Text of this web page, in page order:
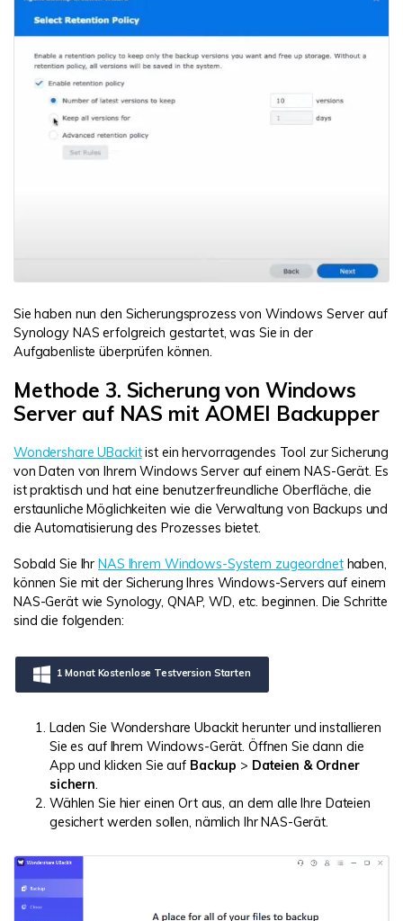
Sie haben nun den Sicherungsprozess von Windows Server auf
Synology NAS erfolgreich gestartet, was Sie in der
Aufgabenliste überprüfen können.
Methode 3. Sicherung von Windows
Server auf NAS mit AOMEI Backupper
Wondershare UBackit ist ein hervorragendes Tool zur Sicherung
von Daten von Ihrem Windows Server auf einem NAS-Gerät. Es
ist praktisch und hat eine benutzerfreundliche Oberfläche, die
erstaunliche Möglichkeiten wie die Verwaltung von Backups und
die Automatisierung des Prozesses bietet.
Sobald Sie Ihr NAS Ihrem Windows-System zugeordnet haben,
können Sie mit der Sicherung Ihres Windows-Servers auf einem
NAS-Gerät wie Synology, QNAP, WD, etc. beginnen. Die Schritte
sind die folgenden:
1 Monat Kostenlose Testversion Starten
Laden Sie Wondershare Ubackit herunter und installieren
Sie es auf Ihrem Windows-Gerät. Öffnen Sie dann die
App und klicken Sie auf Backup > Dateien & Ordner
sichern.
Wählen Sie hier einen Ort aus, an dem alle Ihre Dateien
gesichert werden sollen, nämlich Ihr NAS-Gerät.